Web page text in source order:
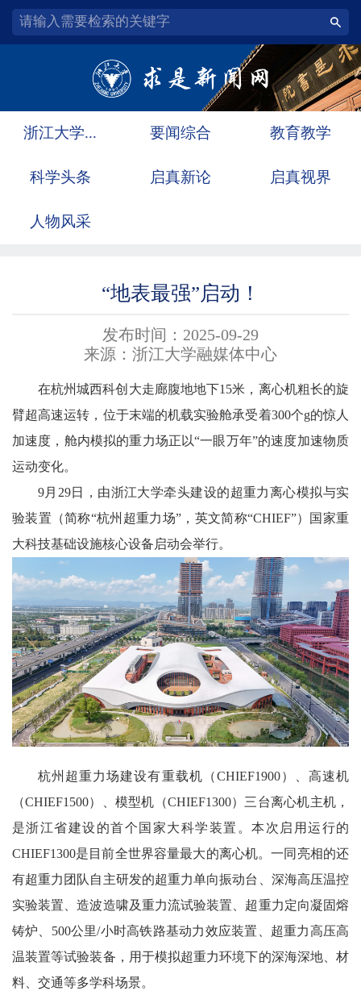
浙江大学... 要闻综合 教育教学
科学头条 启真新论 启真视界
人物风采
“地表最强”启动！
发布时间：2025-09-29
来源：浙江大学融媒体中心
在杭州城西科创大走廊腹地地下15米，离心机粗长的旋
臂超高速运转，位于末端的机载实验舱承受着300个g的惊人
加速度，舱内模拟的重力场正以“一眼万年”的速度加速物质
运动变化。
9月29日，由浙江大学牵头建设的超重力离心模拟与实
验装置（简称“杭州超重力场”，英文简称“CHIEF”）国家重
大科技基础设施核心设备启动会举行。
杭州超重力场建设有重载机（CHIEF1900）、高速机
（CHIEF1500）、模型机（CHIEF1300）三台离心机主机，
是浙江省建设的首个国家大科学装置。本次启用运行的
CHIEF1300是目前全世界容量最大的离心机。一同亮相的还
有超重力团队自主研发的超重力单向振动台、深海高压温控
实验装置、造波造啸及重力流试验装置、超重力定向凝固熔
铸炉、500公里/小时高铁路基动力效应装置、超重力高压高
温装置等试验装备，用于模拟超重力环境下的深海深地、材
料、交通等多学科场景。